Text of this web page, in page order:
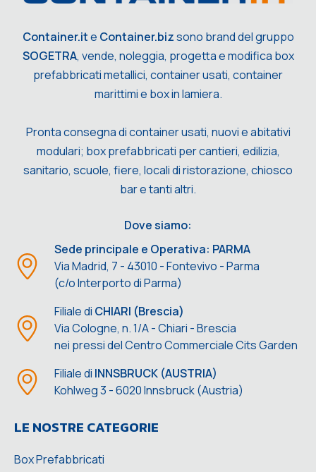
Container.ite Container.bizsono brand del gruppo
SOGETRA, vende, noleggia, progetta e modifica box
prefabbricati metallici, container usati, container
marittimi e box in lamiera.
Pronta consegna di container usati, nuovi e abitativi
modulari; box prefabbricati per cantieri, edilizia,
sanitario, scuole, fiere, locali di ristorazione, chiosco
bar e tanti altri.
Dove siamo:
Sede principale e Operativa: PARMA
Via Madrid, 7 - 43010 - Fontevivo - Parma
(c/o Interporto di Parma)
Filiale di CHIARI (Brescia)
Via Cologne, n. 1/A - Chiari - Brescia
nei pressi del Centro Commerciale Cits Garden
Filiale di INNSBRUCK (AUSTRIA)
Kohlweg 3 - 6020 Innsbruck (Austria)
LE NOSTRE CATEGORIE
Box Prefabbricati